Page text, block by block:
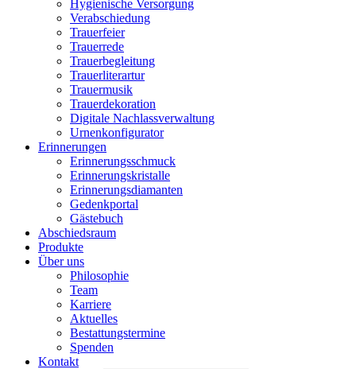
Hygienische Versorgung
Verabschiedung
Trauerfeier
Trauerrede
Trauerbegleitung
Trauerliterartur
Trauermusik
Trauerdekoration
Digitale Nachlassverwaltung
Urnenkonfigurator
Erinnerungen
Erinnerungsschmuck
Erinnerungskristalle
Erinnerungsdiamanten
Gedenkportal
Gästebuch
Abschiedsraum
Produkte
Über uns
Philosophie
Team
Karriere
Aktuelles
Bestattungstermine
Spenden
Kontakt